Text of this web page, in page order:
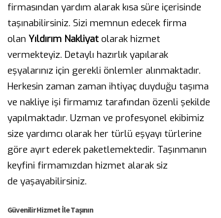
firmasından yardım alarak kısa süre içerisinde
taşınabilirsiniz. Sizi memnun edecek firma
olan Yıldırım Nakliyat olarak hizmet
vermekteyiz. Detaylı hazırlık yapılarak
eşyalarınız için gerekli önlemler alınmaktadır.
Herkesin zaman zaman ihtiyaç duyduğu taşıma
ve nakliye işi firmamız tarafından özenli şekilde
yapılmaktadır. Uzman ve profesyonel ekibimiz
size yardımcı olarak her türlü eşyayı türlerine
göre ayırt ederek paketlemektedir. Taşınmanın
keyfini firmamızdan hizmet alarak siz
de yaşayabilirsiniz.
Güvenilir Hizmet İle Taşının